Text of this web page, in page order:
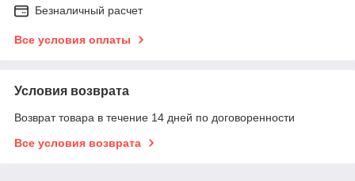
Безналичный расчет
Все условия оплаты
Условия возврата
Возврат товара в течение 14 дней по договоренности
Все условия возврата